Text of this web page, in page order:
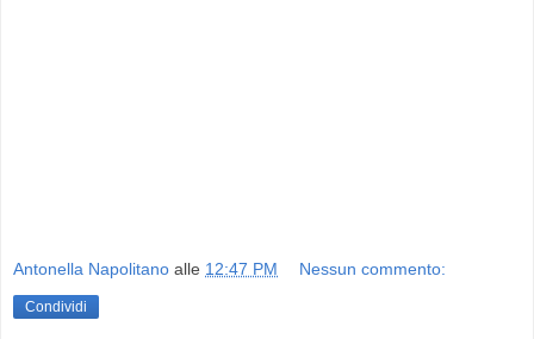
Antonella Napolitano alle 12:47 PM Nessun commento:
Condividi